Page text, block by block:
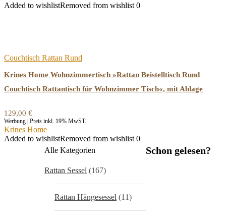
Added to wishlistRemoved from wishlist 0
Couchtisch Rattan Rund
Krines Home Wohnzimmertisch »Rattan Beistelltisch Rund
Couchtisch Rattantisch für Wohnzimmer Tisch«, mit Ablage
129,00 €
Werbung | Preis inkl. 19% MwST.
Krines Home
Added to wishlistRemoved from wishlist 0
Alle Kategorien
Rattan Sessel (167)
Rattan Hängesessel (11)
Schon gelesen?